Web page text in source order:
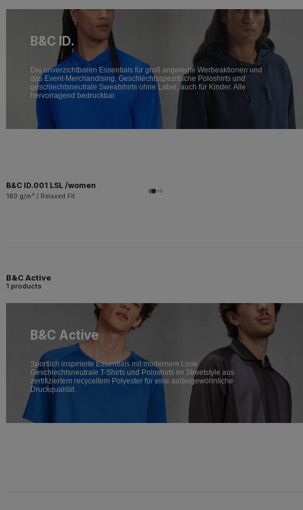
B&C ID.
Die unverzichtbaren Essentials für groß angelegte Werbeaktionen und
das Event-Merchandising. Geschlechtsspezifische Poloshirts und
geschlechtsneutrale Sweatshirts ohne Label, auch für Kinder. Alle
hervorragend bedruckbar.
B&C ID.001 LSL /women
180 g/m² / Relaxed Fit
+4
B&C Active
1 products
B&C Active
Sportlich inspirierte Essentials mit modernem Look.
Geschlechtsneutrale T-Shirts und Poloshirts im Streetstyle aus
zertifiziertem recyceltem Polyester für eine außergewöhnliche
Druckqualität.